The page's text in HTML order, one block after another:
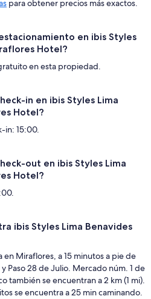
para obtener precios más exactos.
en ibis Styles
Hotel?
en esta propiedad.
in en ibis Styles Lima
Hotel?
in: 15:00.
out en ibis Styles Lima
Hotel?
ibis Styles Lima Benavides
en Miraflores, a 15 minutos a pie de
Paso 28 de Julio. Mercado núm. 1 de
también se encuentran a 2 km (1 mi).
se encuentra a 25 min caminando.